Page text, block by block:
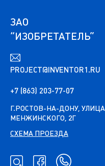
ЗАО
“ИЗОБРЕТАТЕЛЬ”
PROJECT@INVENTOR1.RU
+7 (863) 203-77-07
Г.РОСТОВ-НА-ДОНУ, УЛИЦА
МЕНЖИНСКОГО, 2Г
СХЕМА ПРОЕЗДА